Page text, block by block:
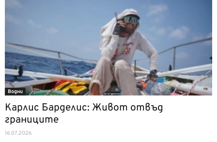
Водни
Карлис Барделис: Живот отвъд
границите
16.07.2026